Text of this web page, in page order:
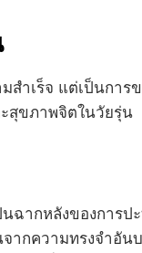
สำเร็จ แต่เป็นก
ะสุขภาพจิตในวัยรุ่น
ฉากหลังของการ
กความทรงจำอั